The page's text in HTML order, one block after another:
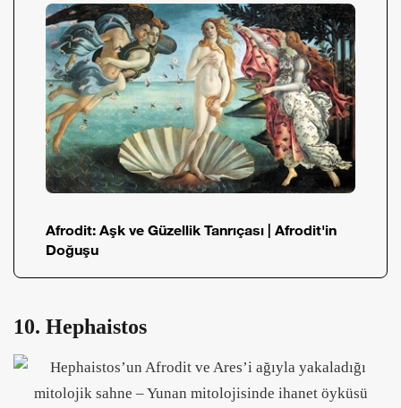
Afrodit: Aşk ve Güzellik Tanrıçası | Afrodit'in
Doğuşu
10. Hephaistos